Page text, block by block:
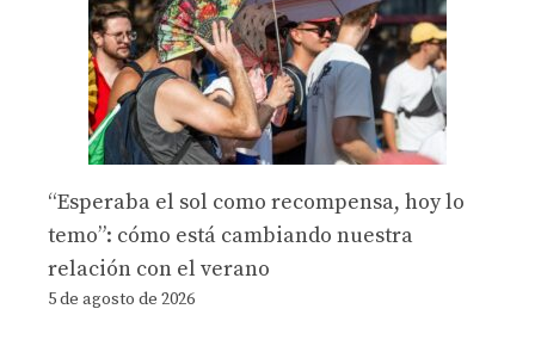
“Esperaba el sol como recompensa, hoy lo
temo”: cómo está cambiando nuestra
relación con el verano
5 de agosto de 2026